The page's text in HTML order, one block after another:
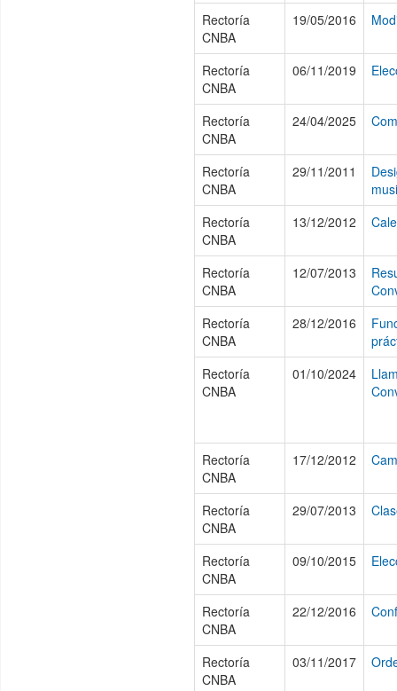
Rectoría
CNBA
19/05/2016
Rectoría
CNBA
06/11/2019
Rectoría
CNBA
24/04/2025
Rectoría
CNBA
29/11/2011
Rectoría
CNBA
13/12/2012
Rectoría
CNBA
12/07/2013
Rectoría
CNBA
28/12/2016
Rectoría
CNBA
01/10/2024
Rectoría
CNBA
17/12/2012
Rectoría
CNBA
29/07/2013
Rectoría
CNBA
09/10/2015
Rectoría
CNBA
22/12/2016
Rectoría
CNBA
03/11/2017